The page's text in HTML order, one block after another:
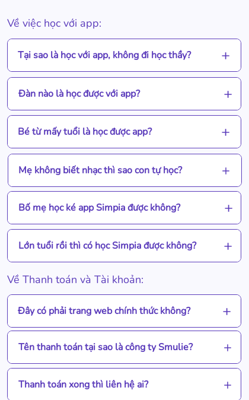
Về Thanh toán và Tài khoản:
Về việc học với app:
Đây có phải trang web chính thức không?
Tên thanh toán tại sao là công ty Smulie?
Bố mẹ học ké app Simpia được không?
Mẹ không biết nhạc thì sao con tự học?
Đàn nào là học được với app?
Bé từ mấy tuổi là học được app?
Lớn tuổi rồi thì có học Simpia được không?
Thanh toán xong thì liên hệ ai?
Tại sao là học với app, không đi học thầy?